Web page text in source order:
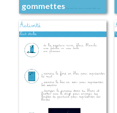
gommettes